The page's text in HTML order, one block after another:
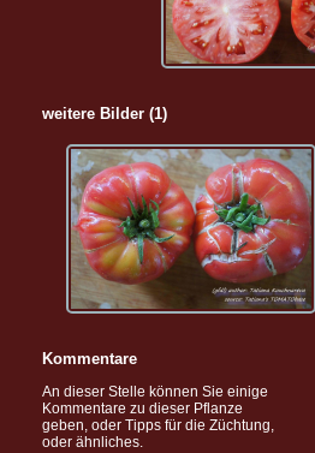
weitere Bilder (1)
Kommentare
An dieser Stelle können Sie einige
Kommentare zu dieser Pflanze
geben, oder Tipps für die Züchtung,
oder ähnliches.